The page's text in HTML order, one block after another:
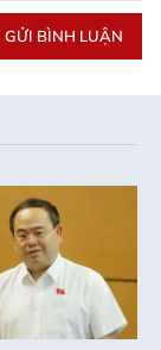
GỬI BÌNH LUẬN